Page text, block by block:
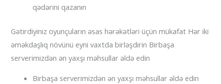
qədərini qazanın
Gətirdiyiniz oyunçuların əsas hərəkətləri üçün mükafat Hər iki
əməkdaşlıq növünü eyni vaxtda birləşdirin Birbaşa
serverimizdən ən yaxşı məhsullar əldə edin
Birbaşa serverimizdən ən yaxşı məhsullar əldə edin